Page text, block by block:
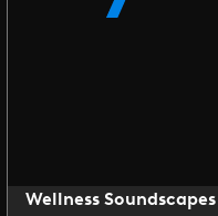
Wellness Soundscapes